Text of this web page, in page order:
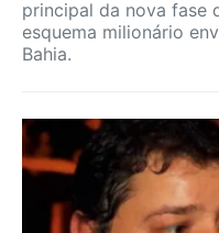
principal da nova fase
esquema milionário
Bahia.